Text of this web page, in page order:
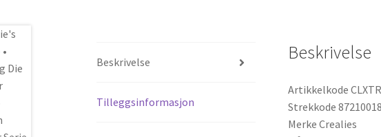
Beskrivelse
Tilleggsinformasjon
Beskrivelse
Artikkelkode
Strekkode
Merke Crealies